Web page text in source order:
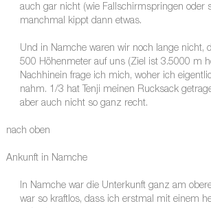
auch gar nicht (wie Fallschirmspringen oder
manchmal kippt dann etwas.
Und in Namche waren wir noch lange nicht,
500 Höhenmeter auf uns (Ziel ist 3.5000 m
Nachhinein frage ich mich, woher ich
nahm. 1/3 hat Tenji meinen Rucksack
aber auch nicht so ganz recht.
nach oben
Ankunft in Namche
In Namche war die Unterkunft ganz am
war so kraftlos, dass ich erstmal mit einem